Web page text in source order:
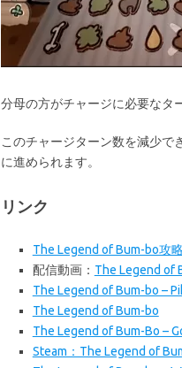
分母の方がチャージに必要なタ
このチャージターン数を減少で
に進められます。
リンク
The Legend of Bum-bo攻
配信動画： The Legend of
The Legend of Bum-bo –
The Legend of Bum-bo
The Legend of Bum-Bo –
Steam：The Legend of